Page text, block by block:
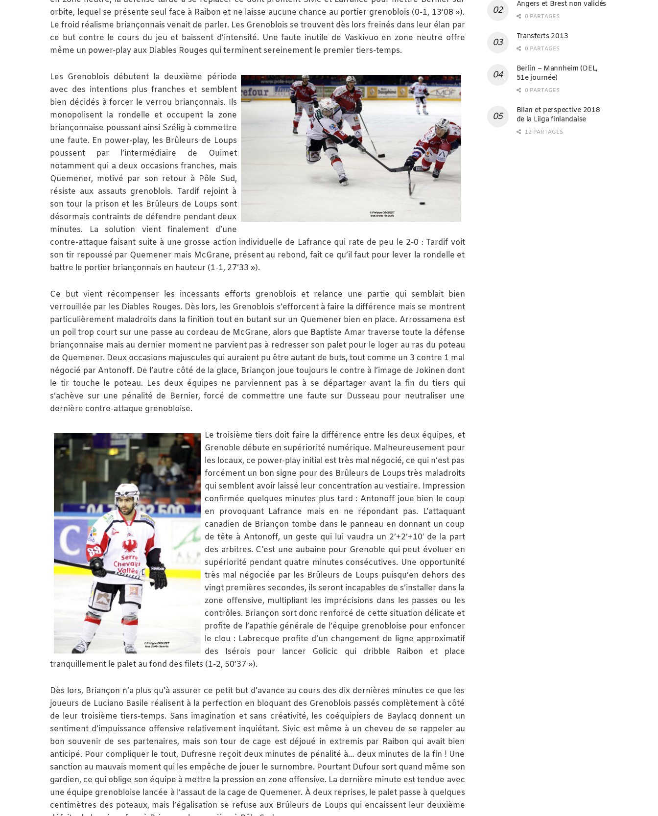
orbite, lequel se présente seul face à Raibon et ne laisse aucune chance au portier grenoblois (0-1, 13’08 »).
Le froid réalisme briançonnais venait de parler. Les Grenoblois se trouvent dès lors freinés dans leur élan par
ce but contre le cours du jeu et baissent d’intensité. Une faute inutile de Vaskivuo en zone neutre offre
même un power-play aux Diables Rouges qui terminent sereinement le premier tiers-temps.
Les Grenoblois débutent la deuxième période
avec des intentions plus franches et semblent
bien décidés à forcer le verrou briançonnais. Ils
monopolisent la rondelle et occupent la zone
briançonnaise poussant ainsi Szélig à commettre
une faute. En power-play, les Brûleurs de Loups
poussent par l’intermédiaire de Ouimet
notamment qui a deux occasions franches, mais
Quemener, motivé par son retour à Pôle Sud,
résiste aux assauts grenoblois. Tardif rejoint à
son tour la prison et les Brûleurs de Loups sont
désormais contraints de défendre pendant deux
minutes. La solution vient finalement d’une
contre-attaque faisant suite à une grosse action individuelle de Lafrance qui rate de peu le 2-0 : Tardif voit
son tir repoussé par Quemener mais McGrane, présent au rebond, fait ce qu’il faut pour lever la rondelle et
battre le portier briançonnais en hauteur (1-1, 27’33 »).
Ce but vient récompenser les incessants efforts grenoblois et relance une partie qui semblait bien
verrouillée par les Diables Rouges. Dès lors, les Grenoblois s’efforcent à faire la différence mais se montrent
particulièrement maladroits dans la finition tout en butant sur un Quemener bien en place. Arrossamena est
un poil trop court sur une passe au cordeau de McGrane, alors que Baptiste Amar traverse toute la défense
briançonnaise mais au dernier moment ne parvient pas à redresser son palet pour le loger au ras du poteau
de Quemener. Deux occasions majuscules qui auraient pu être autant de buts, tout comme un 3 contre 1 mal
négocié par Antonoff. De l’autre côté de la glace, Briançon joue toujours le contre à l’image de Jokinen dont
le tir touche le poteau. Les deux équipes ne parviennent pas à se départager avant la fin du tiers qui
s’achève sur une pénalité de Bernier, forcé de commettre une faute sur Dusseau pour neutraliser une
dernière contre-attaque grenobloise.
Le troisième tiers doit faire la différence entre les deux équipes, et
Grenoble débute en supériorité numérique. Malheureusement pour
les locaux, ce power-play initial est très mal négocié, ce qui n’est pas
forcément un bon signe pour des Brûleurs de Loups très maladroits
qui semblent avoir laissé leur concentration au vestiaire. Impression
confirmée quelques minutes plus tard : Antonoff joue bien le coup
en provoquant Lafrance mais en ne répondant pas. L’attaquant
canadien de Briançon tombe dans le panneau en donnant un coup
de tête à Antonoff, un geste qui lui vaudra un 2’+2’+10′ de la part
des arbitres. C’est une aubaine pour Grenoble qui peut évoluer en
supériorité pendant quatre minutes consécutives. Une opportunité
très mal négociée par les Brûleurs de Loups puisqu’en dehors des
vingt premières secondes, ils seront incapables de s’installer dans la
zone offensive, multipliant les imprécisions dans les passes ou les
contrôles. Briançon sort donc renforcé de cette situation délicate et
profite de l’apathie générale de l’équipe grenobloise pour enfoncer
le clou : Labrecque profite d’un changement de ligne approximatif
des Isérois pour lancer Golicic qui dribble Raibon et place
tranquillement le palet au fond des filets (1-2, 50’37 »).
Dès lors, Briançon n’a plus qu’à assurer ce petit but d’avance au cours des dix dernières minutes ce que les
joueurs de Luciano Basile réalisent à la perfection en bloquant des Grenoblois passés complètement à côté
de leur troisième tiers-temps. Sans imagination et sans créativité, les coéquipiers de Baylacq donnent un
sentiment d’impuissance offensive relativement inquiétant. Sivic est même à un cheveu de se rappeler au
bon souvenir de ses partenaires, mais son tour de cage est déjoué in extremis par Raibon qui avait bien
anticipé. Pour compliquer le tout, Dufresne reçoit deux minutes de pénalité à… deux minutes de la fin ! Une
sanction au mauvais moment qui les empêche de jouer le surnombre. Pourtant Dufour sort quand même son
gardien, ce qui oblige son équipe à mettre la pression en zone offensive. La dernière minute est tendue avec
une équipe grenobloise lancée à l’assaut de la cage de Quemener. À deux reprises, le palet passe à quelques
centimètres des poteaux, mais l’égalisation se refuse aux Brûleurs de Loups qui encaissent leur deuxième
Angers et Brest non validés
0 PARTAGES
Transferts 2013
0 PARTAGES
Berlin – Mannheim (DEL,
51e journée)
0 PARTAGES
Bilan et perspective 2018
de la Liiga finlandaise
12 PARTAGES